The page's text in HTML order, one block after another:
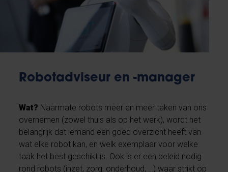
Robotadviseur en -manager
Wat? Naarmate robots meer en meer taken van ons
overnemen (zowel thuis als op het werk), wordt het
belangrijk dat iemand een goed overzicht heeft van
wat elke robot kan, en welk exemplaar voor welke
taak het best geschikt is. Ook is er een beleid nodig
rond robots (inzet, zorg, onderhoud, …) waar strikt op